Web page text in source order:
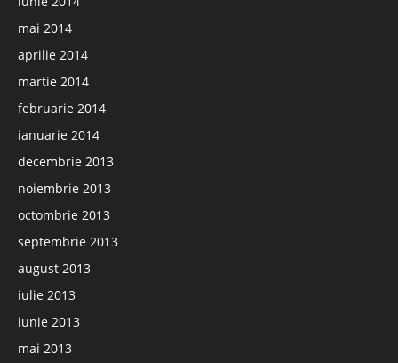
mai 2014
aprilie 2014
martie 2014
februarie 2014
ianuarie 2014
decembrie 2013
noiembrie 2013
octombrie 2013
septembrie 2013
august 2013
iulie 2013
iunie 2013
mai 2013